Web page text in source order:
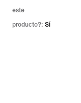
este
producto?: Sí